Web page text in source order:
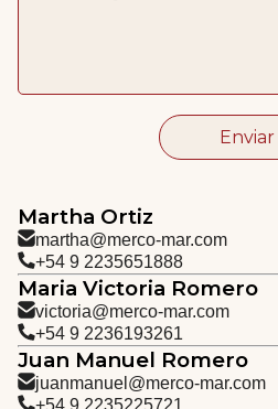
Martha Ortiz
Maria Victoria Romero
Juan Manuel Romero